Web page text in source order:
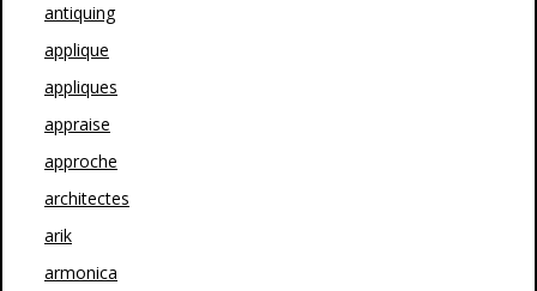
antiquing
applique
appliques
appraise
approche
architectes
arik
armonica